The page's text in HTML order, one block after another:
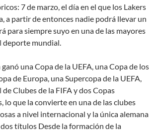
7 de marzo, el día en el que los Lakers
a partir de entonces nadie podrá llevar un
para siempre suyo en una de las mayores
deporte mundial.
una Copa de la UEFA, una Copa de los
de Europa, una Supercopa de la UEFA,
Clubes de la FIFA y dos Copas
que la convierte en una de las clubes
a nivel internacional y la única alemana
títulos Desde la formación de la